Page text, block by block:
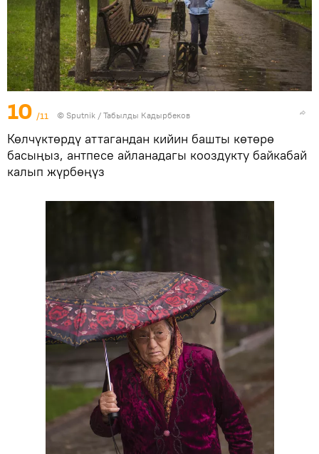
10 /11 © Sputnik / Табылды Кадырбеков
Көлчүктөрдү аттагандан кийин башты көтөрө
басыңыз, антпесе айланадагы кооздукту байкабай
калып жүрбөңүз